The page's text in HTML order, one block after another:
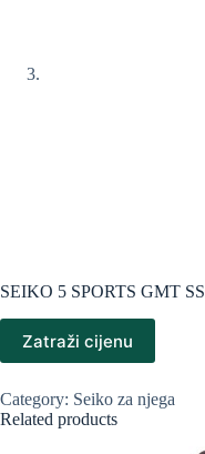
SEIKO 5 SPORTS GMT
Zatraži cijenu
Category: Seiko za njega
Related products